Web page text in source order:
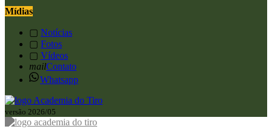
Mídias
▢ Notícias
▢ Fotos
▢ Vídeos
mailContato
Whatsapp
versão 2026/05